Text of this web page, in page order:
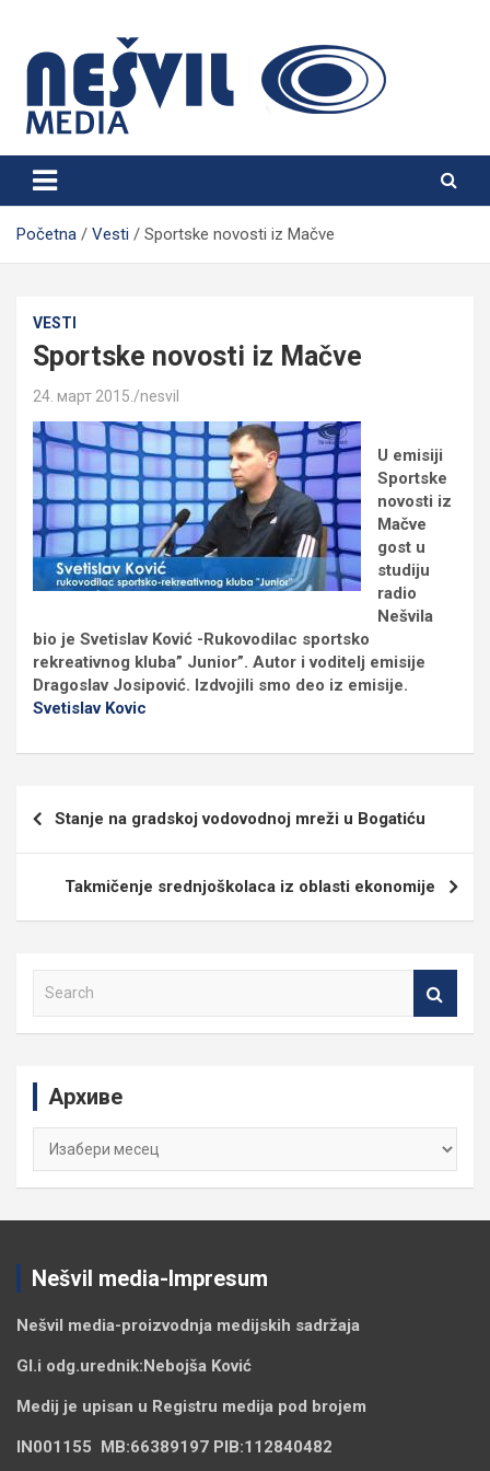
content
Nešvil Media Bogatić
Početna Vesti Sportske novosti iz Mačve
VESTI
Sportske novosti iz Mačve
24. март 2015. nesvil
U emisiji
Sportske
novosti iz
Mačve
gost u
studiju
radio
Nešvila
bio je Svetislav Ković -Rukovodilac sportsko
rekreativnog kluba” Junior”. Autor i voditelj emisije
Dragoslav Josipović. Izdvojili smo deo iz emisije.
Svetislav Kovic
чланка
Stanje na gradskoj vodovodnoj mreži u Bogatiću
Takmičenje srednjoškolaca iz oblasti ekonomije
Архиве
Архиве
Nešvil media-Impresum
Nešvil media-proizvodnja medijskih sadržaja
Gl.i odg.urednik:Nebojša Ković
Medij je upisan u Registru medija pod brojem
IN001155 MB:66389197 PIB:112840482